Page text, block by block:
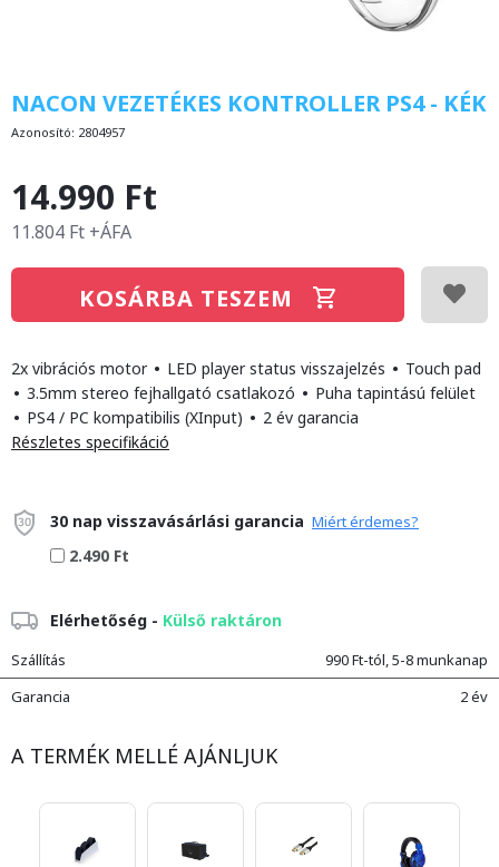
NACON VEZETÉKES KONTROLLER PS4 - KÉK
Azonosító: 2804957
14.990 Ft
11.804 Ft +ÁFA
KOSÁRBA TESZEM
2x vibrációs motor • LED player status visszajelzés • Touch pad
• 3.5mm stereo fejhallgató csatlakozó • Puha tapintású felület
• PS4 / PC kompatibilis (XInput) • 2 év garancia
Részletes specifikáció
30 nap visszavásárlási garancia Miért érdemes?
2.490 Ft
Elérhetőség - Külső raktáron
Szállítás
990 Ft-tól, 5-8 munkanap
Garancia
2 év
A TERMÉK MELLÉ AJÁNLJUK